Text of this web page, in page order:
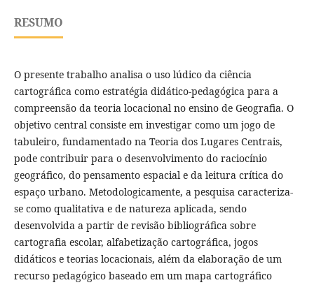
RESUMO
O presente trabalho analisa o uso lúdico da ciência
cartográfica como estratégia didático-pedagógica para a
compreensão da teoria locacional no ensino de Geografia. O
objetivo central consiste em investigar como um jogo de
tabuleiro, fundamentado na Teoria dos Lugares Centrais,
pode contribuir para o desenvolvimento do raciocínio
geográfico, do pensamento espacial e da leitura crítica do
espaço urbano. Metodologicamente, a pesquisa caracteriza-
se como qualitativa e de natureza aplicada, sendo
desenvolvida a partir de revisão bibliográfica sobre
cartografia escolar, alfabetização cartográfica, jogos
didáticos e teorias locacionais, além da elaboração de um
recurso pedagógico baseado em um mapa cartográfico